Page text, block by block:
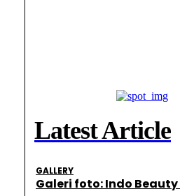
Latest Article
GALLERY
Galeri foto: Indo Beauty